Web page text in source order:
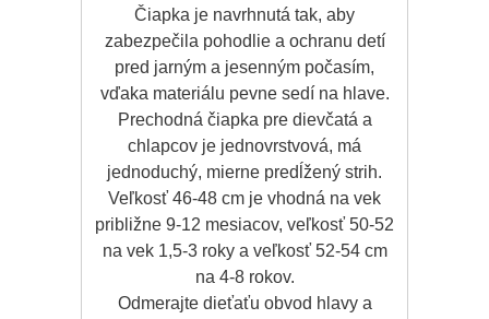
Čiapka je navrhnutá tak, aby
zabezpečila pohodlie a ochranu detí
pred jarným a jesenným počasím,
vďaka materiálu pevne sedí na hlave.
Prechodná čiapka pre dievčatá a
chlapcov je jednovrstvová, má
jednoduchý, mierne predĺžený strih.
Veľkosť 46-48 cm je vhodná na vek
približne 9-12 mesiacov, veľkosť 50-52
na vek 1,5-3 roky a veľkosť 52-54 cm
na 4-8 rokov.
Odmerajte dieťaťu obvod hlavy a